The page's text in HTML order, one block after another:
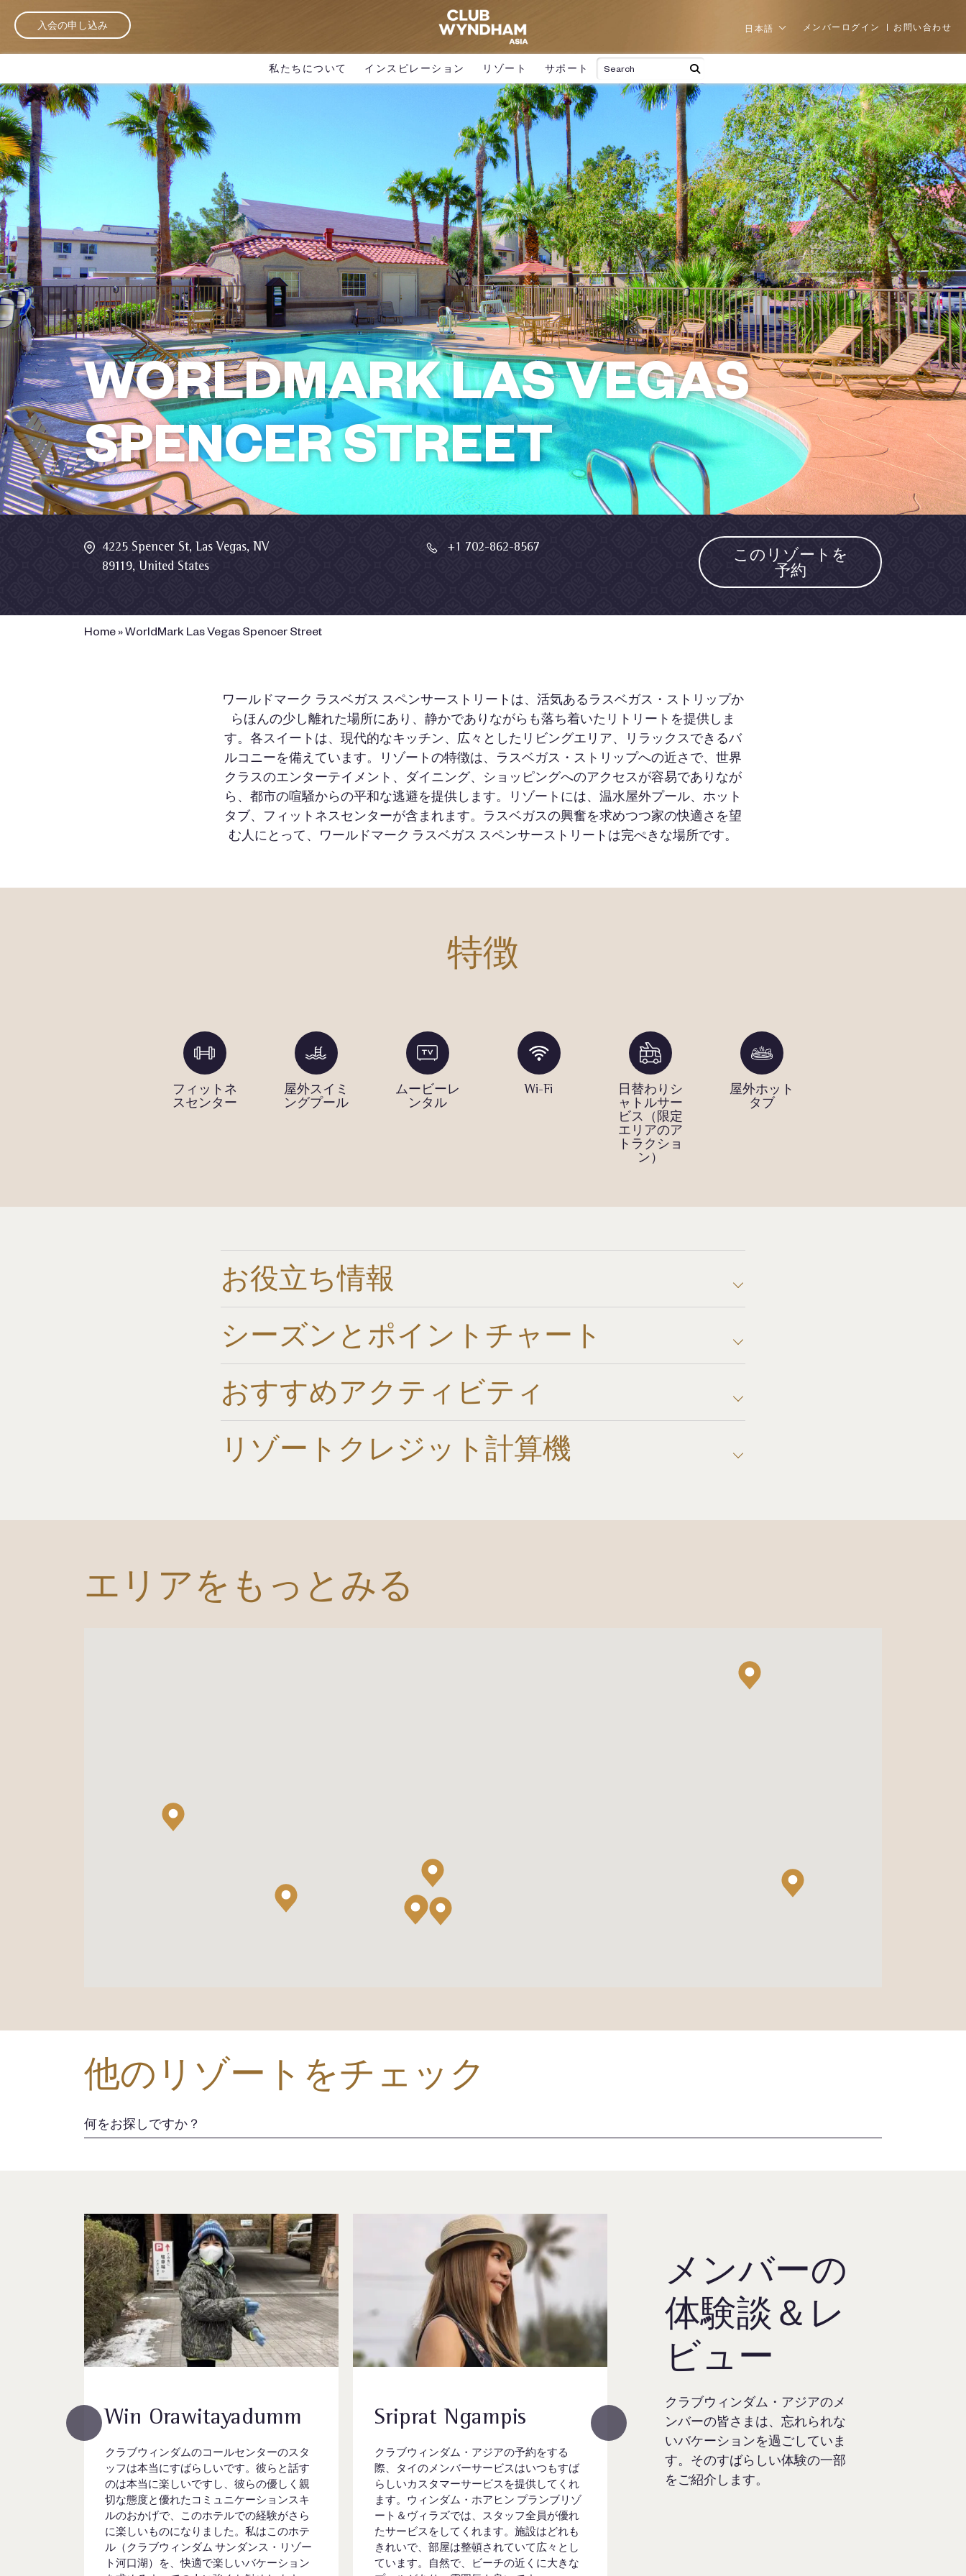
入会の申し込み 日本語 メンバーログイン お問い合わせ
私たちについて インスピレーション リゾート サポート
WORLDMARK LAS VEGAS
SPENCER STREET
4225 Spencer St, Las Vegas, NV
89119, United States
+1 702-862-8567
このリゾートを
予約
Home »WorldMark Las Vegas Spencer Street
ワールドマーク ラスベガス スペンサーストリートは、活気あるラスベガス・ストリップか
らほんの少し離れた場所にあり、静かでありながらも落ち着いたリトリートを提供しま
す。各スイートは、現代的なキッチン、広々としたリビングエリア、リラックスできるバ
ルコニーを備えています。リゾートの特徴は、ラスベガス・ストリップへの近さで、世界
クラスのエンターテイメント、ダイニング、ショッピングへのアクセスが容易でありなが
ら、都市の喧騒からの平和な逃避を提供します。リゾートには、温水屋外プール、ホット
タブ、フィットネスセンターが含まれます。ラスベガスの興奮を求めつつ家の快適さを望
む人にとって、ワールドマーク ラスベガス スペンサーストリートは完ぺきな場所です。
特徴
フィットネ
スセンター
屋外スイミ
ングプール
ムービーレ
ンタル
Wi-Fi
日替わりシ
ャトルサー
ビス（限定
エリアのア
トラクショ
ン）
屋外ホット
タブ
お役立ち情報
シーズンとポイントチャート​
おすすめアクティビティ
リゾートクレジット計算機​
エリアをもっとみる
他のリゾートをチェック
Win Orawitayadumm
クラブウィンダムのコールセンターのスタ
ッフは本当にすばらしいです。彼らと話す
のは本当に楽しいですし、彼らの優しく親
切な態度と優れたコミュニケーションスキ
ルのおかげで、このホテルでの経験がさら
に楽しいものになりました。私はこのホテ
ル（クラブウィンダム サンダンス・リゾー
ト河口湖）を、快適で楽しいバケーション
Sriprat Ngampis
クラブウィンダム・アジアの予約をする
際、タイのメンバーサービスはいつもすば
らしいカスタマーサービスを提供してくれ
ます。ウィンダム・ホアヒン プランブリゾ
ート＆ヴィラズでは、スタッフ全員が優れ
たサービスをしてくれます。施設はどれも
きれいで、部屋は整頓されていて広々とし
ています。自然で、ビーチの近くに大きな
Phamorn Kupsinchai
ウィンダム・グランド・プーケット カリム
ベイのホテルスタッフはみんな親切です。
プールにも大満足です。ツインベッドルー
メンバーの
体験談＆レ
ビュー
クラブウィンダム・アジアのメ
ンバーの皆さまは、忘れられな
いバケーションを過ごしていま
す。そのすばらしい体験の一部
をご紹介します。